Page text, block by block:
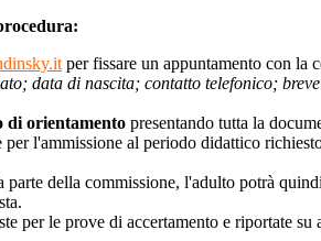
per fissare un appuntamento con la
data di nascita; contatto telefonico;
di orientamento presentando tutta la
per l'ammissione al periodo didattico
della commissione, l'adulto potrà quindi
per le prove di accertamento e riportate